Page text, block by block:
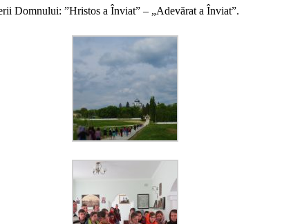
Domnului: ”Hristos a Înviat” – „Adevărat a Înviat”.